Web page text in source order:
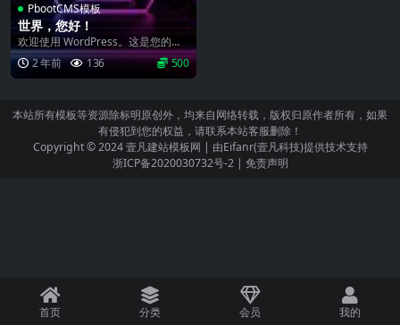
PbootCMS模板
世界，您好！
欢迎使用 WordPress。这是您的第
一篇文章。编辑或删除它，然后开始
写作吧！...
2 年前 136 500
本站所有模板等资源除标明原创外，均来自网络转载，版权归原作者所有，如果
有侵犯到您的权益，请联系本站客服删除！
Copyright © 2024壹凡建站模板网 | 由Eifanr(壹凡科技)提供技术支持
浙ICP备2020030732号-2| 免责声明
首页 分类 会员 我的